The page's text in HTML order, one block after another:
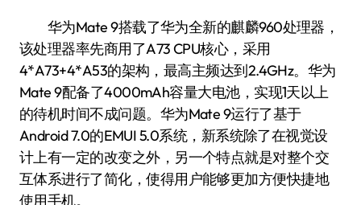
华为Mate 9搭载了华为全新的麒麟960处理器，
该处理器率先商用了A73 CPU核心，采用
4*A73+4*A53的架构，最高主频达到2.4GHz。华为
Mate 9配备了4000mAh容量大电池，实现1天以上
的待机时间不成问题。华为Mate 9运行了基于
Android 7.0的EMUI 5.0系统，新系统除了在视觉设
计上有一定的改变之外，另一个特点就是对整个交
互体系进行了简化，使得用户能够更加方便快捷地
使用手机。